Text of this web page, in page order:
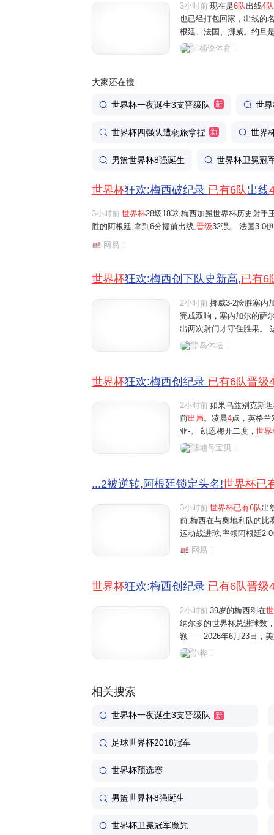
3小时前 现在是6队出线4
也已经打包回家，出线的
根廷、法国、挪威。约旦
乌勒万打进了队史首个
三桶说体育
大家还在搜
世界杯一夜诞生3支晋级队 新 世
世界杯四强队遭弱旅拿捏 新 世界
男篮世界杯8强诞生 世界杯卫冕冠
世界杯狂欢:梅西破纪录 已有6队 出线
3小时前 世界杯28场18球,梅西加冕世界杯历史射手
胜的阿根廷,拿到6分提前出线,晋级32强。 法国3-0
前锁定32强席位。 姆巴佩梅开二度,世界杯16场16
网易
世界杯狂欢:梅西创下队史新高,已有6
2小时前 挪威3-2险胜塞内
完成双响，塞内加尔的萨
出两次射门才守住胜果。
他们出现在世界杯正赛里
半岛体坛
世界杯狂欢:梅西创纪录 已有6队晋级
2小时前 如果乌兹别克斯
前出局。凌晨4点，英格
亚-。 凯恩梅开二度， 世界
两队同积3分，本场谁赢
基地号宝贝
...2被逆转,阿根廷锁定头名!世界杯已
3小时前 世界杯已有6队出
前,梅西在与奥地利队的比
运动战进球,率领阿根廷2-
根廷队的5粒进球。目前
网易
世界杯狂欢:梅西创纪录 已有6队晋级
2小时前 39岁的梅西刚在
纳尔多的世界杯总进球数
额——2026年6月23日，美
队提前锁定32强席位，4
小桦
相关搜索
世界杯一夜诞生3支晋级队 新
足球世界杯2018冠军
世界杯预选赛
男篮世界杯8强诞生
世界杯卫冕冠军魔咒